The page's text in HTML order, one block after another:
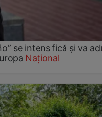
se intensifică și va
Național